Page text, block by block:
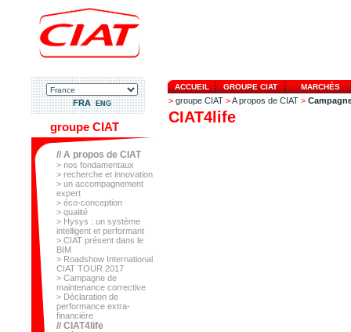
FRAENG
groupe CIAT
// A propos de CIAT
> nos fondamentaux
> recherche et innovation
> un accompagnement
expert
> éco-conception
> qualité
> Hysys : un système
intelligent et performant
> CIAT présent dans le
BIM
> Roadshow International
CIAT TOUR 2017
> Campagne de
maintenance corrective
> Déclaration de
performance extra-
financière
// CIAT4life
ACCUEIL GROUPE CIAT MARCHÉS
> groupe CIAT >A propos de CIAT >
CIAT4life